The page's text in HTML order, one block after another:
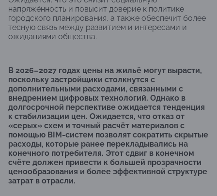
напряжённость и повысит доверие к политике
городского планирования, а также обеспечит более
тесную связь между развитием и интересами и
ожиданиями общества.
В 2026–2027 годах цены на жильё могут вырасти,
поскольку застройщики столкнутся с
дополнительными расходами, связанными с
внедрением цифровых технологий. Однако в
долгосрочной перспективе ожидается тенденция
к стабилизации цен. Ожидается, что отказ от
«серых» схем и точный расчёт материалов с
помощью BIM-систем позволят сократить скрытые
расходы, которые ранее перекладывались на
конечного потребителя. Этот сдвиг в конечном
счёте должен привести к большей прозрачности
ценообразования и более эффективной структуре
затрат в отрасли.